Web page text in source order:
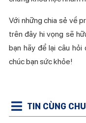
Với những chia sẻ về
trên đây hi vọng sẽ
bạn hãy để lại câu
chúc bạn sức khỏe!
TIN CÙNG